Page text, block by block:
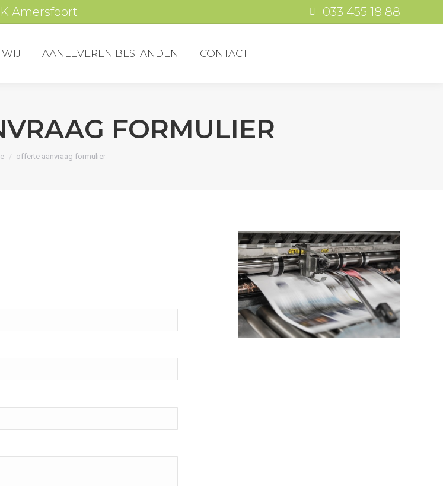
Amersfoort 033 455 18 88
AANLEVEREN BESTANDEN CONTACT
FORMULIER
hier:
offerte aanvraag formulier
DOEN WIJ